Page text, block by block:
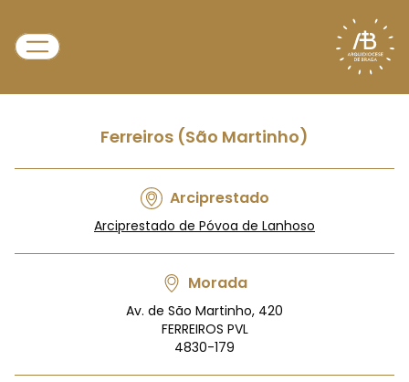
Ferreiros (São Martinho)
Arciprestado
Arciprestado de Póvoa de Lanhoso
Morada
Av. de São Martinho, 420
FERREIROS PVL
4830-179